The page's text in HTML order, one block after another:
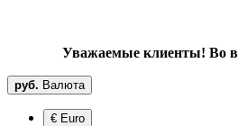
Уважаемые клиенты! Во
руб. Валюта
€ Euro